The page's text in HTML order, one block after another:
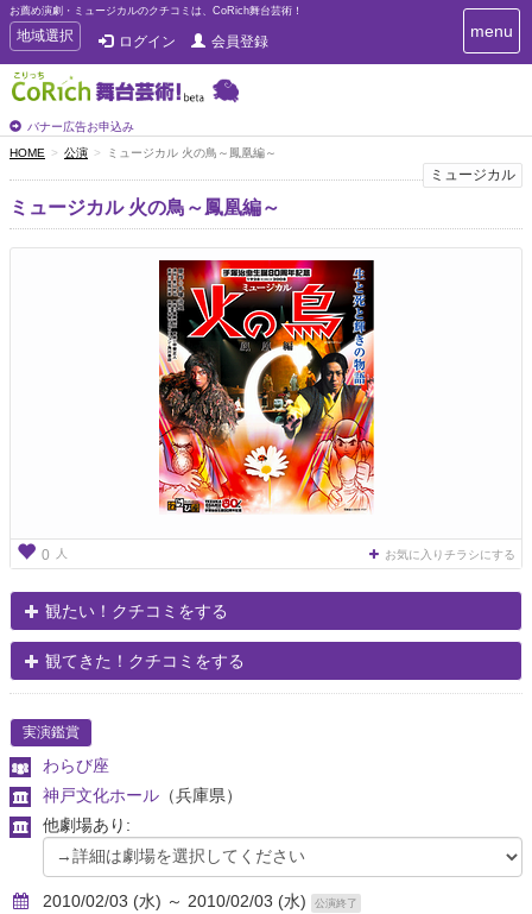
お薦め演劇・ミュージカルのクチコミは、CoRich舞台芸術！
T
o
g
g
e
n
a
v
i
地域選択 ログイン 会員登録
バナー広告お申込み
T
o
n
i
menu
HOME 公演 ミュージカル 火の鳥～鳳凰編～
ミュージカル
ミュージカル 火の鳥～鳳凰編～
0 人 お気に入りチラシにする
観たい！クチコミをする
観てきた！クチコミをする
実演鑑賞
わらび座
神戸文化ホール （兵庫県）
他劇場あり:
2010/02/03 (水) ～ 2010/02/03 (水) 公演終了